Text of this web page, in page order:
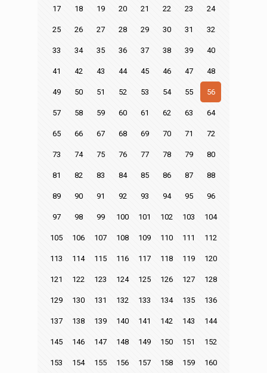
17 18 19 20 21 22 23 24
25 26 27 28 29 30 31 32
33 34 35 36 37 38 39 40
41 42 43 44 45 46 47 48
49 50 51 52 53 54 55 56
57 58 59 60 61 62 63 64
65 66 67 68 69 70 71 72
73 74 75 76 77 78 79 80
81 82 83 84 85 86 87 88
89 90 91 92 93 94 95 96
97 98 99 100 101 102 103 104
105 106 107 108 109 110 111 112
113 114 115 116 117 118 119 120
121 122 123 124 125 126 127 128
129 130 131 132 133 134 135 136
137 138 139 140 141 142 143 144
145 146 147 148 149 150 151 152
153 154 155 156 157 158 159 160